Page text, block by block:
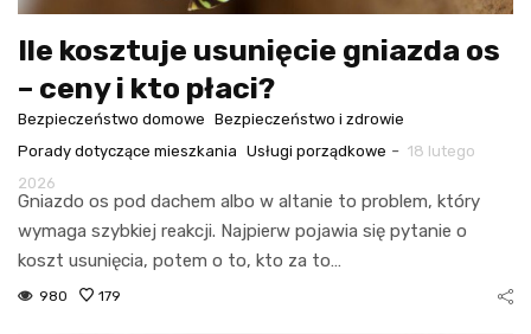
Ile kosztuje usunięcie gniazda os
– ceny i kto płaci?
Bezpieczeństwo domowe Bezpieczeństwo i zdrowie
Porady dotyczące mieszkania Usługi porządkowe - 18 lutego
2026
Gniazdo os pod dachem albo w altanie to problem, który
wymaga szybkiej reakcji. Najpierw pojawia się pytanie o
koszt usunięcia, potem o to, kto za to…
980 179